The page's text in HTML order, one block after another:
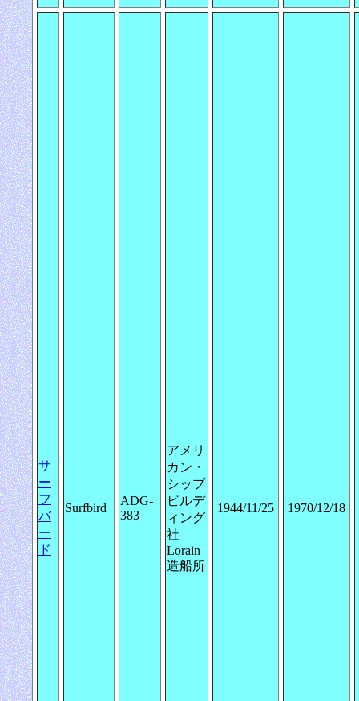
サ
ー
フ
バ
ー
ド
Surfbird
ADG-
383
アメリ
カン・
シップ
ビルデ
ィング
社
Lorain
造船所
1944/11/25 1970/12/18